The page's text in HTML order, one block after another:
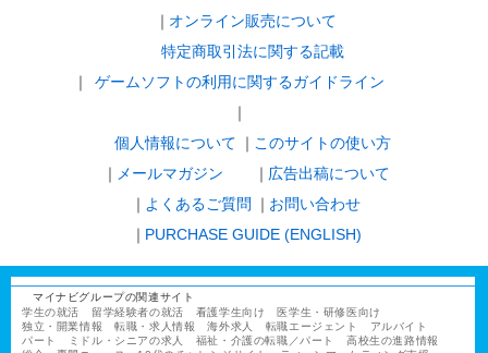
オンライン販売について
特定商取引法に関する記載
ゲームソフトの利用に関するガイドライン
｜
個人情報について
このサイトの使い方
メールマガジン
広告出稿について
よくあるご質問
お問い合わせ
PURCHASE GUIDE (ENGLISH)
マイナビグループの関連サイト
学生の就活
留学経験者の就活 看護学生向け
医学生・研修医向け
独立・開業情報
転職・求人情報 海外求人 転職エージェント
アルバイト
パート
ミドル・シニアの求人 福祉・介護の転職／パート
高校生の進路情報